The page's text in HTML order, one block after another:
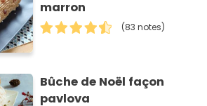
marron
(83 notes)
Bûche de Noël façon
pavlova